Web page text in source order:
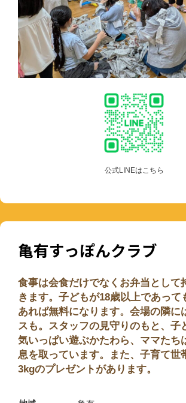
公式LINEはこちら
亀有すっぽんクラブ
食事は会食だけでなくお弁当として
きます。子どもが18歳以上であって
あれば無料になります。会場の隣に
スも。スタッフの見守りのもと、子
気いっぱい遊ぶかたわら、ママたち
息を取っています。また、子育て世
3kgのプレゼントがあります。